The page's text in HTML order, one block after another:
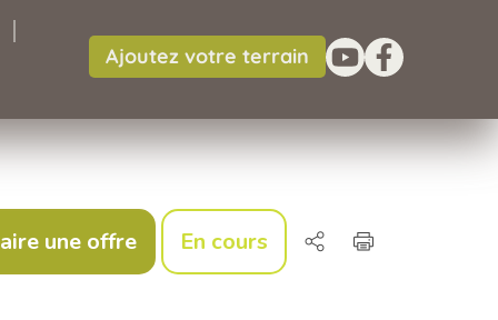
Ajoutez votre terrain
une offre En cours